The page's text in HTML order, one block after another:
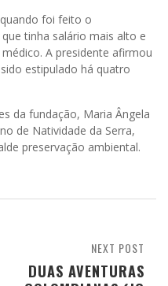
foi feito o
tinha salário mais alto e
A presidente afirmou
estipulado há quatro
da fundação, Maria Ângela
de Natividade da Serra,
preservação ambiental.
NEXT POST
DUAS AVENTURAS